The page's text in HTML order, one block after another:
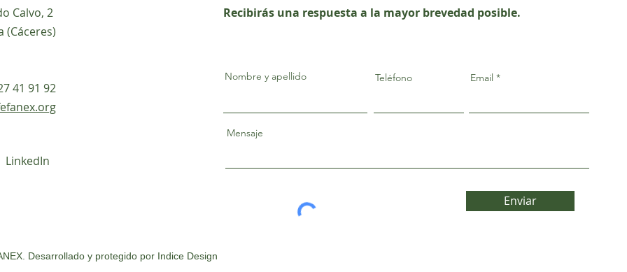
Calvo, 2
(Cáceres)
41 91 92
LinkedIn
Desarrollado y protegido por Indice Design
Recibirás una respuesta a la mayor brevedad posible.
Nombre y apellido Teléfono Email
Mensaje
Enviar